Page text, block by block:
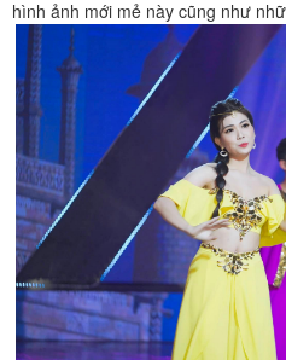
hình ảnh mới mẻ này cũng như